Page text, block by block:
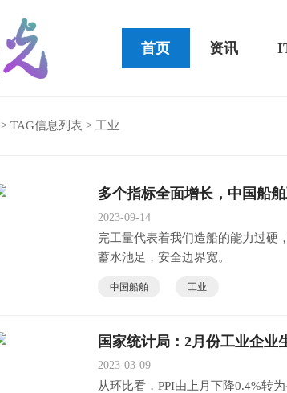
首页 资讯
> TAG信息列表 > 工业
多个指标全面增长，中国船
2023-09-14
完工量代表着我们造船的能力过硬
蓄水池足，安全边界宽。
中国船舶 工业
国家统计局：2月份工业企业
2023-03-09
从环比看，PPI由上月下降0.4%转
Cleer STAGE便携式蓝牙音箱测评-